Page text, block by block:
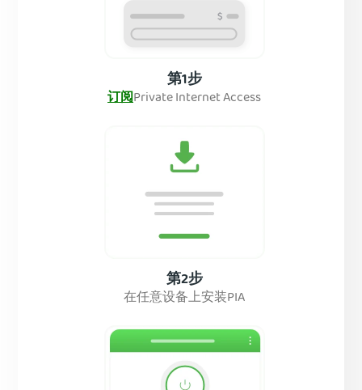
第1步
订阅Private Internet Access
第2步
在任意设备上安装PIA